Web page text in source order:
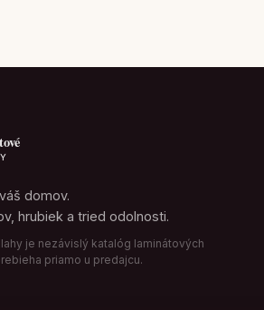
domov.
hrubiek a tried odolnosti.
je nezávislý katalóg laminátových
priamo u predajcu.